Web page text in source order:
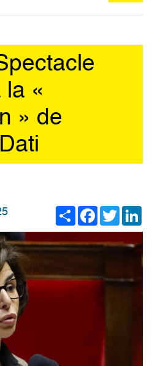
la «
» de
ShareFacebook
Twitter